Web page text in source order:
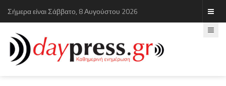
Σήμερα είναι Σάββατο, 8 Αυγούστου 2026